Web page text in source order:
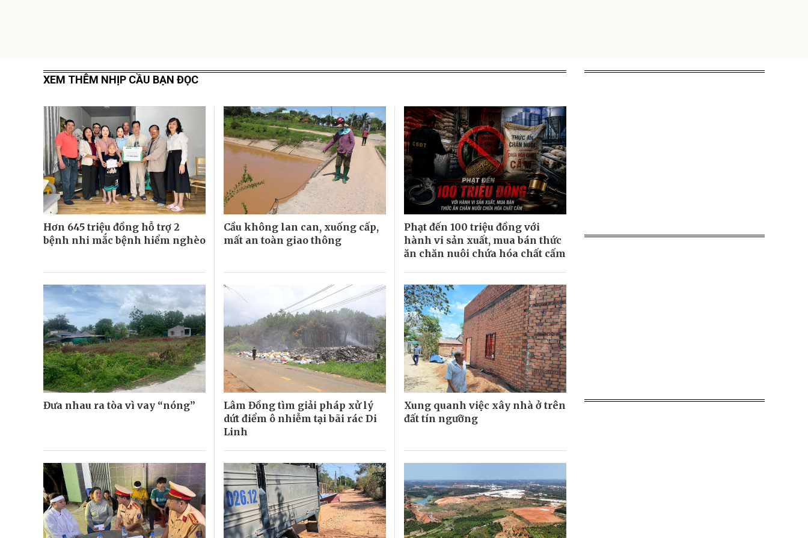
XEM THÊM NHỊP CẦU BẠN ĐỌC
Hơn 645 triệu đồng hỗ trợ 2
bệnh nhi mắc bệnh hiểm nghèo
Cầu không lan can, xuống cấp,
mất an toàn giao thông
Phạt đến 100 triệu đồng với
hành vi sản xuất, mua bán thức
ăn chăn nuôi chứa hóa chất cấm
Đưa nhau ra tòa vì vay “nóng”
Lâm Đồng tìm giải pháp xử lý
dứt điểm ô nhiễm tại bãi rác Di
Linh
Xung quanh việc xây nhà ở trên
đất tín ngưỡng